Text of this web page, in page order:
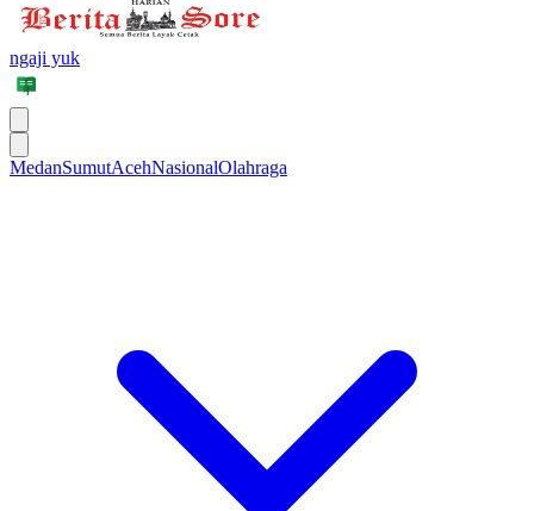
ngaji yuk
MedanSumutAcehNasionalOlahraga